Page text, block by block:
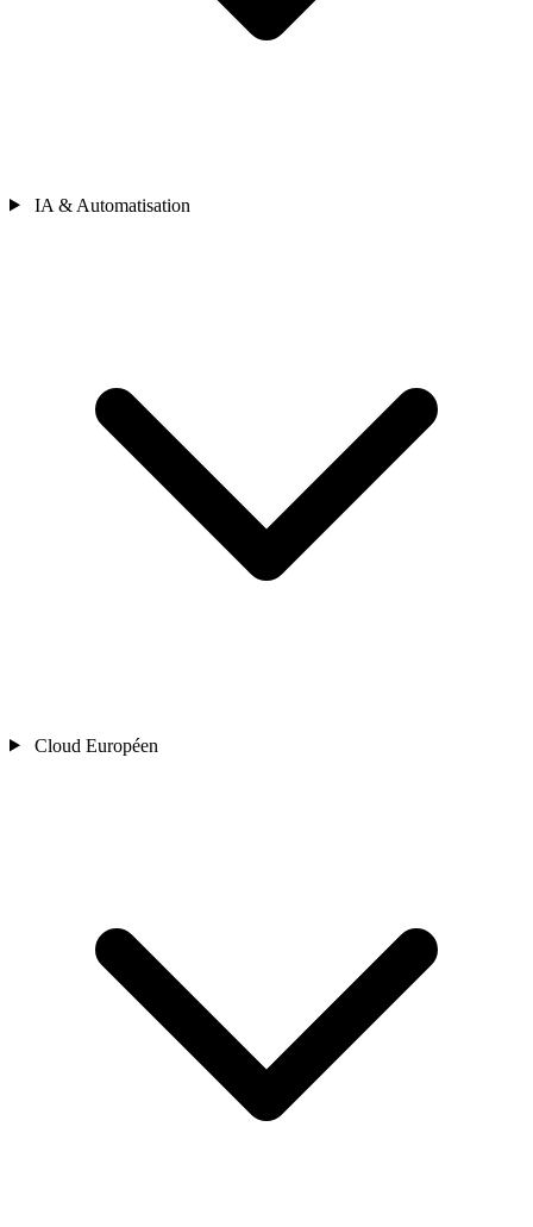
IA & Automatisation
Cloud Européen